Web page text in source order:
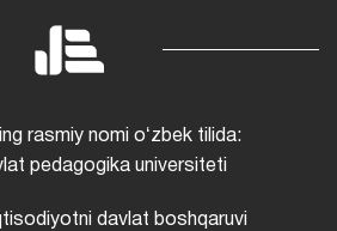
rasmiy nomi oʻzbek tilida:
pedagogika universiteti
davlat boshqaruvi